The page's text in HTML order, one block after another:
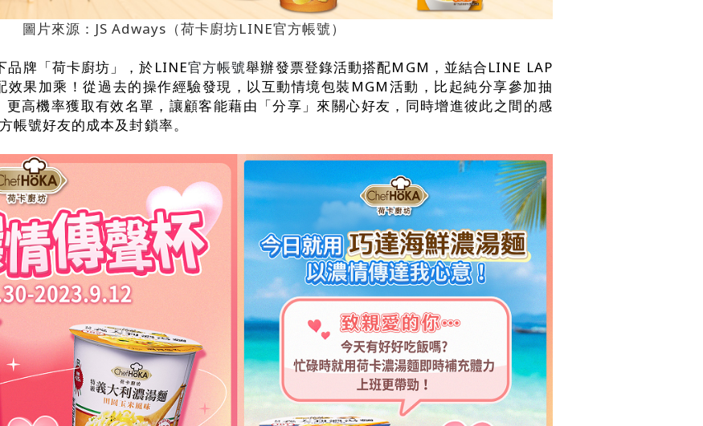
圖片來源：JS Adways（荷卡廚坊LINE官方帳號）
品牌「荷卡廚坊」，於LINE官方帳號舉辦發票登錄活動搭配MGM，並結合LINE LAP
效果加乘！從過去的操作經驗發現，以互動情境包裝MGM活動，比起純分享參加抽
高機率獲取有效名單，讓顧客能藉由「分享」來關心好友，同時增進彼此之間的感
帳號好友的成本及封鎖率。